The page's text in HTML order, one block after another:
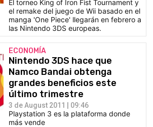
El torneo King of Iron Fist Tournament y
el remake del juego de Wii basado en el
manga 'One Piece' llegarán en febrero a
las Nintendo 3DS europeas.
ECONOMÍA
Nintendo 3DS hace que
Namco Bandai obtenga
grandes beneficios este
último trimestre
3 de August 2011 | 09:46
Playstation 3 es la plataforma donde
más vende